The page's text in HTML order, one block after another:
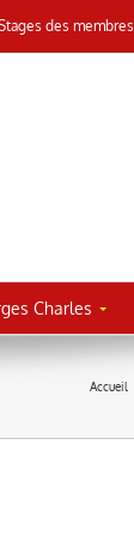
des membres
Charles
Accueil